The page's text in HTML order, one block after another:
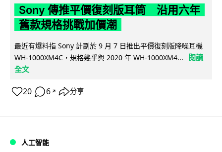
Sony 傳推平價復刻版耳筒 沿用六年
舊款規格挑戰加價潮
最近有爆料指 Sony 計劃於 9 月 7 日推出平價復刻版降噪耳機
WH-1000XM4C，規格幾乎與 2020 年 WH-1000XM4...
閱讀
全文
20 6 ↗ 分享
人工智能